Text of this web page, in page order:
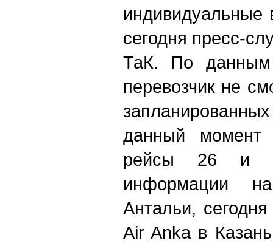
индивидуальные
сегодня пресс-
ТаК. По данным
перевозчик не
данный момент
рейсы 26 и
информации
Антальи,
Air Anka в